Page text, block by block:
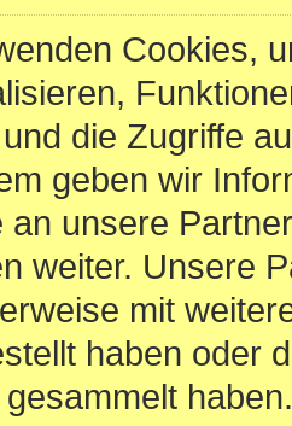
Cookies,
die Zugriffe
geben wir
an unsere
weiter. Unsere
mit
haben oder
haben.